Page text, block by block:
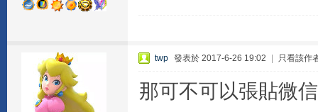
twp 發表於 2017-6-26 19:02 只看該作
那可不可以張貼微